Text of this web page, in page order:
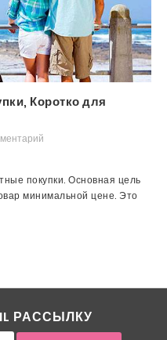
Коротко для
покупки. Основная цель
минимальной цене. Это
РАССЫЛКУ